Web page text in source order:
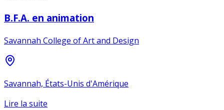
B.F.A. en animation
Savannah College of Art and Design
Savannah, États-Unis d'Amérique
Lire la suite